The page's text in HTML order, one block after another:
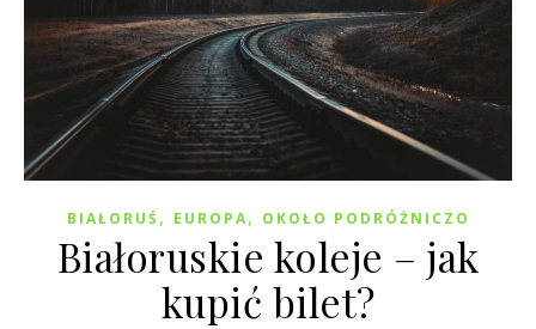
BIAŁORUŚ , EUROPA, OKOŁO PODRÓŻNICZO
Białoruskie koleje – jak
kupić bilet?